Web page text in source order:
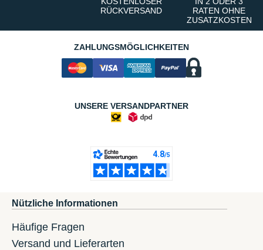
RÜCKVERSAND
RATEN OHNE
ZUSATZKOSTEN
ZAHLUNGSMÖGLICHKEITEN
UNSERE VERSANDPARTNER
Nützliche Informationen
Häufige Fragen
Versand und Lieferarten